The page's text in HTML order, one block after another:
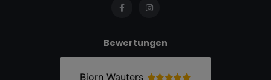
Bewertungen